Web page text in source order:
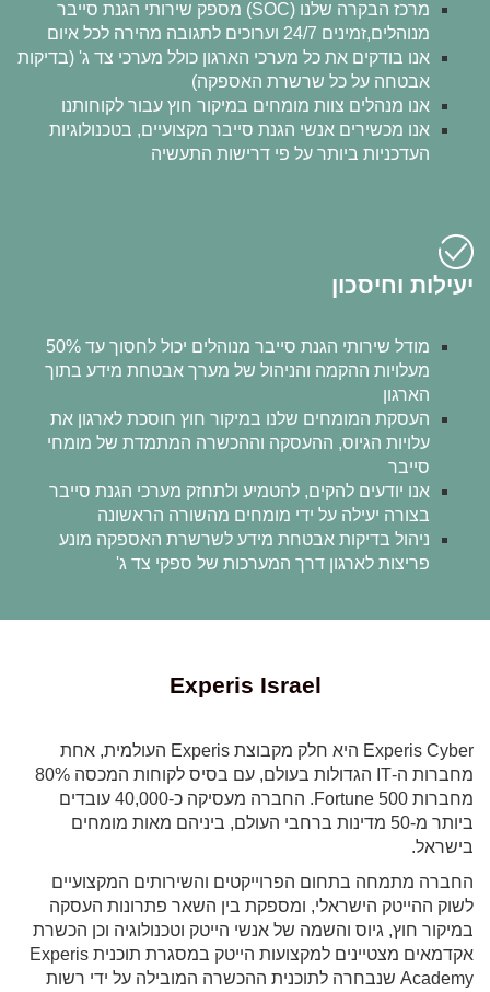
מרכז הבקרה שלנו (SOC) מספק שירותי הגנת סייבר
מנוהלים,זמינים 24/7 וערוכים לתגובה מהירה לכל איום
אנו בודקים את כל מערכי הארגון כולל מערכי צד ג' (בדיקות
אבטחה על כל שרשרת האספקה)
אנו מנהלים צוות מומחים במיקור חוץ עבור לקוחותנו
אנו מכשירים אנשי הגנת סייבר מקצועיים, בטכנולוגיות
העדכניות ביותר על פי דרישות התעשיה
יעילות וחיסכון
מודל שירותי הגנת סייבר מנוהלים יכול לחסוך עד 50%
מעלויות ההקמה והניהול של מערך אבטחת מידע בתוך
הארגון
העסקת המומחים שלנו במיקור חוץ חוסכת לארגון את
עלויות הגיוס, ההעסקה וההכשרה המתמדת של מומחי
סייבר
אנו יודעים להקים, להטמיע ולתחזק מערכי הגנת סייבר
בצורה יעילה על ידי מומחים מהשורה הראשונה
ניהול בדיקות אבטחת מידע לשרשרת האספקה מונע
פריצות לארגון דרך המערכות של ספקי צד ג'
Experis Israel
Experis Cyber היא חלק מקבוצת Experis העולמית, אחת
מחברות ה-IT הגדולות בעולם, עם בסיס לקוחות המכסה 80%
מחברות Fortune 500. החברה מעסיקה כ-40,000 עובדים
ביותר מ-50 מדינות ברחבי העולם, ביניהם מאות מומחים
בישראל.
החברה מתמחה בתחום הפרוייקטים והשירותים המקצועיים
לשוק ההייטק הישראלי, ומספקת בין השאר פתרונות העסקה
במיקור חוץ, גיוס והשמה של אנשי הייטק וטכנולוגיה וכן הכשרת
אקדמאים מצטיינים למקצועות הייטק במסגרת תוכנית Experis
Academy שנבחרה לתוכנית ההכשרה המובילה על ידי רשות